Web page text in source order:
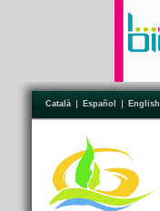
Català Español English